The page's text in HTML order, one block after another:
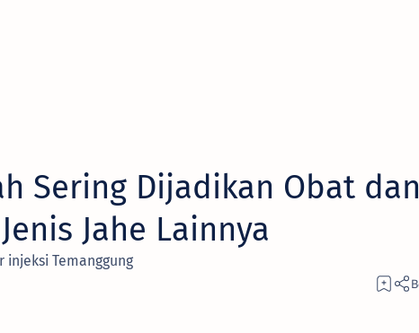
Sering Dijadikan Obat dan
Jahe Lainnya
Temanggung